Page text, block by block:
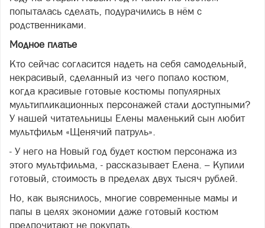
попыталась сделать, подурачились в нём с
родственниками.
Модное платье
Кто сейчас согласится надеть на себя самодельный,
некрасивый, сделанный из чего попало костюм,
когда красивые готовые костюмы популярных
мультипликационных персонажей стали доступными?
У нашей читательницы Елены маленький сын любит
мультфильм «Щенячий патруль».
- У него на Новый год будет костюм персонажа из
этого мультфильма, - рассказывает Елена. – Купили
готовый, стоимость в пределах двух тысяч рублей.
Но, как выяснилось, многие современные мамы и
папы в целях экономии даже готовый костюм
предпочитают не покупать.